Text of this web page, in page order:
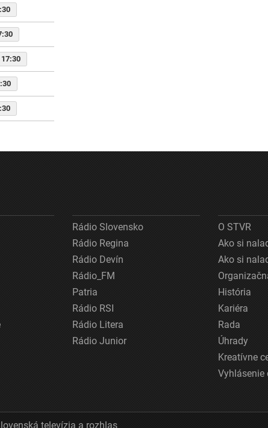
17:30
Rádio Slovensko
Rádio Regina
Rádio Devín
Rádio_FM
Patria
Rádio RSI
Rádio Litera
Rádio Junior
O STVR
Ako si
Ako si
História
Kariéra
Rada
Úhrady
Kreatívne
Vyhlásenie
televízia a rozhlas